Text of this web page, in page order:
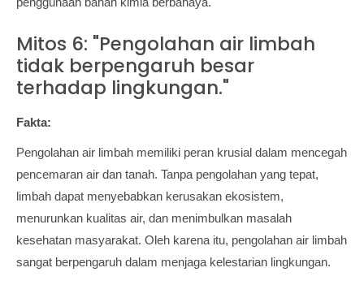
Mitos 6: "Pengolahan air limbah
tidak berpengaruh besar
terhadap lingkungan."
Fakta:
Pengolahan air limbah memiliki peran krusial dalam mencegah
pencemaran air dan tanah. Tanpa pengolahan yang tepat,
limbah dapat menyebabkan kerusakan ekosistem,
menurunkan kualitas air, dan menimbulkan masalah
kesehatan masyarakat. Oleh karena itu, pengolahan air limbah
sangat berpengaruh dalam menjaga kelestarian lingkungan.